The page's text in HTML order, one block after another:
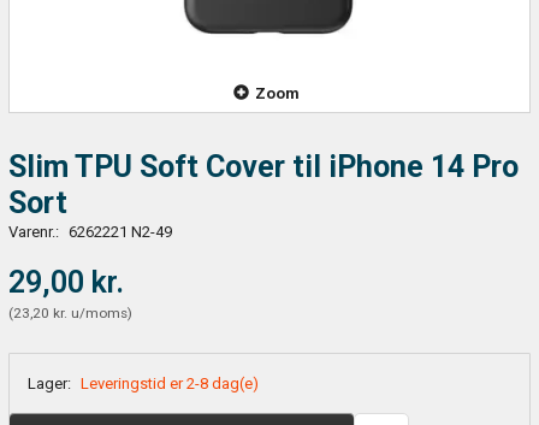
Zoom
Slim TPU Soft Cover til iPhone 14 Pro
Sort
Varenr.: 6262221 N2-49
29,00 kr.
(23,20 kr. u/moms)
Lager: Leveringstid er 2-8 dag(e)